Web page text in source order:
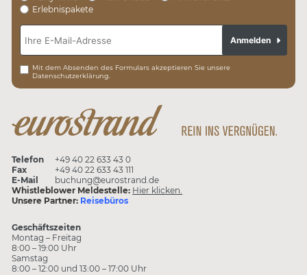
Erlebnispakete
Mit dem Absenden des Formulars akzeptieren Sie unsere
Datenschutzerklärung.
Anmelden
Telefon
+49 40 22 633 43 0
Fax
+49 40 22 633 43 111
E-Mail
buchung@eurostrand.de
Whistleblower Meldestelle: Hier klicken.
Unsere Partner: Reisebüros
Geschäftszeiten
Montag – Freitag
8:00 – 19:00 Uhr
Samstag
8:00 – 12:00 und 13:00 – 17:00 Uhr